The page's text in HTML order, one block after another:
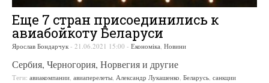
Еще 7 стран присоединились к
авиабойкоту Беларуси
Ярослав Бондарчук - 21.06.2021 15:00 - Економіка, Новини
Сербия, Черногория, Норвегия и другие
Теги: авиакомпании, авиаперелеты, Александр Лукашенко, Беларусь, санкции